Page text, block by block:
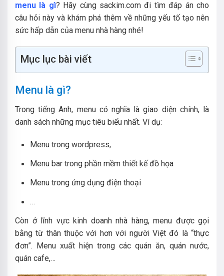
menu là gì? Hãy cùng sackim.com đi tìm đáp án cho
câu hỏi này và khám phá thêm về những yếu tố tạo nên
sức hấp dẫn của menu nhà hàng nhé!
Mục lục bài viết
Menu là gì?
Trong tiếng Anh, menu có nghĩa là giao diện chính, là
danh sách những mục tiêu biểu nhất. Ví dụ:
Menu trong wordpress,
Menu bar trong phần mềm thiết kế đồ họa
Menu trong ứng dụng điện thoại
…
Còn ở lĩnh vực kinh doanh nhà hàng, menu được gọi
bằng từ thân thuộc với hơn với người Việt đó là “thực
đơn”. Menu xuất hiện trong các quán ăn, quán nước,
quán cafe,…